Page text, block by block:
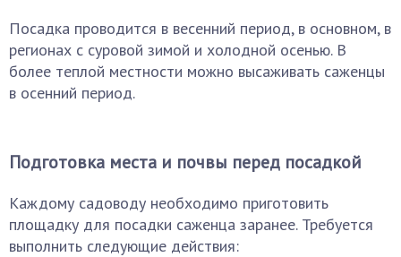
Посадка проводится в весенний период, в основном, в
регионах с суровой зимой и холодной осенью. В
более теплой местности можно высаживать саженцы
в осенний период.
Подготовка места и почвы перед посадкой
Каждому садоводу необходимо приготовить
площадку для посадки саженца заранее. Требуется
выполнить следующие действия: